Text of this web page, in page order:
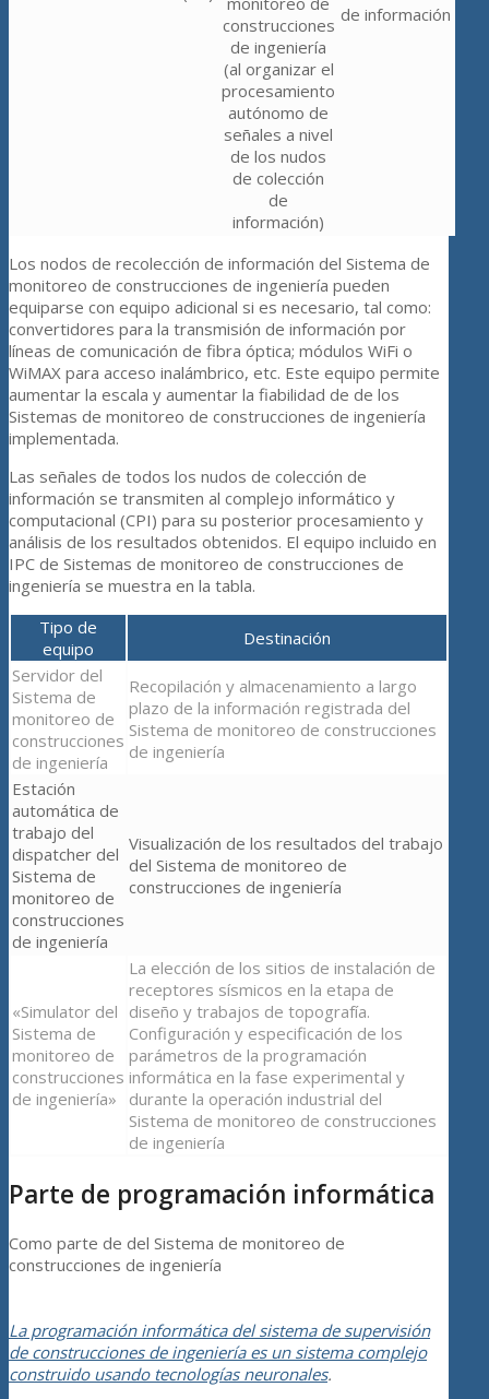
construcciones
de ingeniería
(al organizar el
procesamiento
autónomo de
señales a nivel
de los nudos
de colección
de
información)
de información
Los nodos de recolección de información del Sistema de
monitoreo de construcciones de ingeniería pueden
equiparse con equipo adicional si es necesario, tal como:
convertidores para la transmisión de información por
líneas de comunicación de fibra óptica; módulos WiFi o
WiMAX para acceso inalámbrico, etc. Este equipo permite
aumentar la escala y aumentar la fiabilidad de de los
Sistemas de monitoreo de construcciones de ingeniería
implementada.
Las señales de todos los nudos de colección de
información se transmiten al complejo informático y
computacional (CPI) para su posterior procesamiento y
análisis de los resultados obtenidos. El equipo incluido en
IPC de Sistemas de monitoreo de construcciones de
ingeniería se muestra en la tabla.
Tipo de
equipo
Destinación
Servidor del
Sistema de
monitoreo de
construcciones
de ingeniería
Recopilación y almacenamiento a largo
plazo de la información registrada del
Sistema de monitoreo de construcciones
de ingeniería
Estación
automática de
trabajo del
dispatcher del
Sistema de
monitoreo de
construcciones
de ingeniería
Visualización de los resultados del trabajo
del Sistema de monitoreo de
construcciones de ingeniería
«Simulator del
Sistema de
monitoreo de
construcciones
de ingeniería»
La elección de los sitios de instalación de
receptores sísmicos en la etapa de
diseño y trabajos de topografía.
Configuración y especificación de los
parámetros de la programación
informática en la fase experimental y
durante la operación industrial del
Sistema de monitoreo de construcciones
de ingeniería
Parte de programación informática
Como parte de del Sistema de monitoreo de
construcciones de ingeniería
La programación informática del sistema de supervisión
de construcciones de ingeniería es un sistema complejo
construido usando tecnologías neuronales.